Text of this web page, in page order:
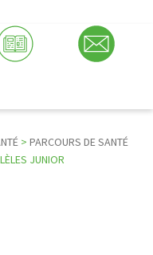
>PARCOURS DE SANTÉ
JUNIOR